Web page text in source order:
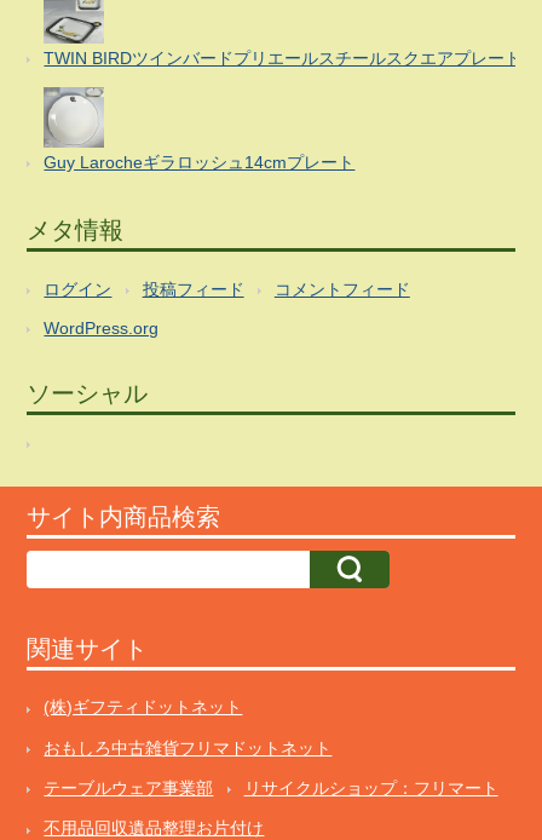
TWIN BIRDツインバードプリエールスチールスクエアプレート
Guy Larocheギラロッシュ14cmプレート
メタ情報
ログイン 投稿フィード コメントフィード
WordPress.org
ソーシャル
サイト内商品検索
関連サイト
(株)ギフティドットネット
おもしろ中古雑貨フリマドットネット
テーブルウェア事業部 リサイクルショップ：フリマート
不用品回収遺品整理お片付け